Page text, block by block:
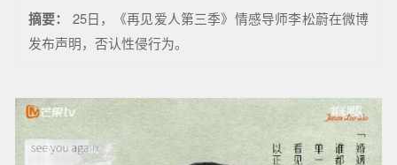
摘要：
25日，《再见爱人第三季》情感导师李松蔚在微博
发布声明，否认性侵行为。